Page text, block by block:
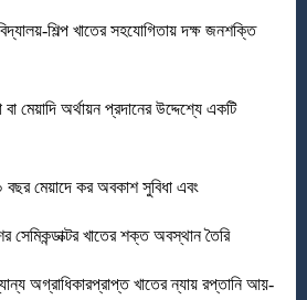
শিল্প খাতের সহযোগিতায় দক্ষ জনশক্তি
মেয়াদি অর্থায়ন প্রদানের উদ্দেশ্যে একটি
মেয়াদে কর অবকাশ সুবিধা এবং
সেমিকন্ডাক্টর খাতের শক্ত অবস্থান তৈরি
অগ্রাধিকারপ্রাপ্ত খাতের ন্যায় রপ্তানি আয়-